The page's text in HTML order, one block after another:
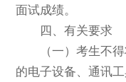
面试成绩。
四、有关要求
（一）考生不
的电子设备、通讯